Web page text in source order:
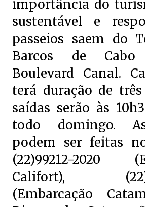
importância do
sustentável e
passeios saem do
Barcos de
Boulevard Canal.
terá duração de
saídas serão às
todo domingo.
podem ser feitas
(22)99212-2020
Califort),
(Embarcação